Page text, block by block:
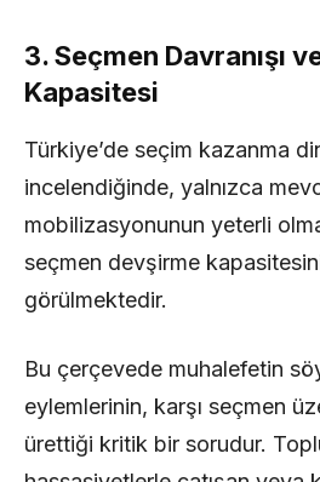
3. Seçmen Davranışı
Kapasitesi
Türkiye’de seçim kazanma
incelendiğinde, yalnızca
mobilizasyonunun yeterli
seçmen devşirme
görülmektedir.
Bu çerçevede muhalefetin
eylemlerinin, karşı seçmen
ürettiği kritik bir sorudur.